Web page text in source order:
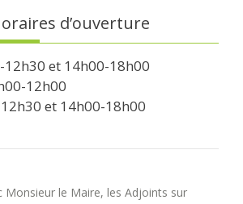
d’ouverture
et 14h00-18h00
12h00
et 14h00-18h00
Monsieur le Maire, les Adjoints sur